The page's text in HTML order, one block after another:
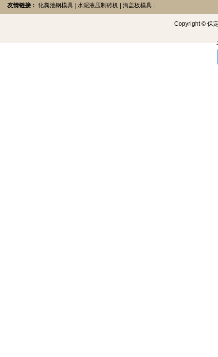
友情链接： 化粪池钢模具 | 水泥液压制砖机 | 沟盖板模具 |
Copyright©保